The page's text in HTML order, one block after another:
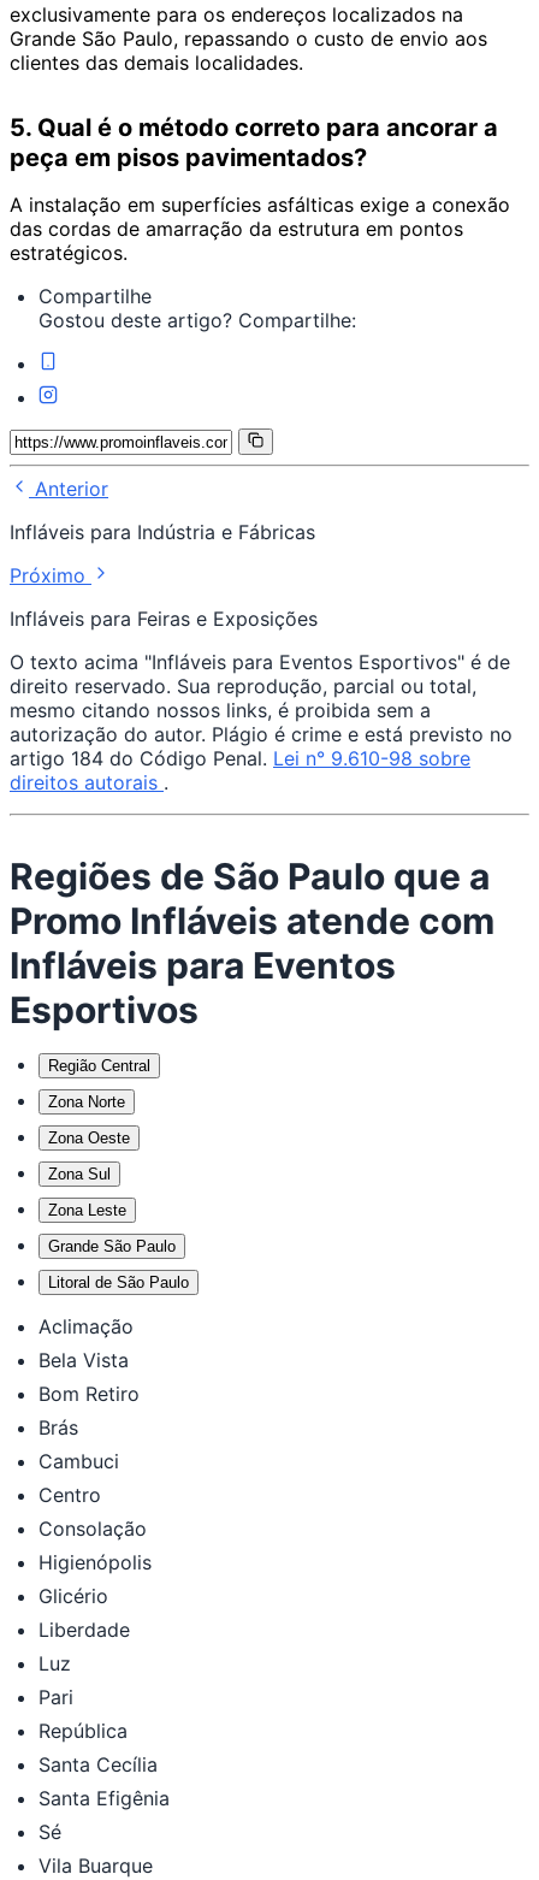
exclusivamente para os endereços localizados na
Grande São Paulo, repassando o custo de envio aos
clientes das demais localidades.
5. Qual é o método correto para ancorar a
peça em pisos pavimentados?
A instalação em superfícies asfálticas exige a conexão
das cordas de amarração da estrutura em pontos
estratégicos.
Compartilhe
Gostou deste artigo? Compartilhe:
Anterior
Infláveis para Indústria e Fábricas
Próximo
Infláveis para Feiras e Exposições
O texto acima "Infláveis para Eventos Esportivos" é de
direito reservado. Sua reprodução, parcial ou total,
mesmo citando nossos links, é proibida sem a
autorização do autor. Plágio é crime e está previsto no
artigo 184 do Código Penal. Lei n° 9.610-98 sobre
direitos autorais .
Regiões de São Paulo que a
Promo Infláveis atende com
Infláveis para Eventos
Esportivos
Região Central
Zona Norte
Zona Oeste
Zona Sul
Zona Leste
Grande São Paulo
Litoral de São Paulo
Aclimação
Bela Vista
Bom Retiro
Brás
Cambuci
Centro
Consolação
Higienópolis
Glicério
Liberdade
Luz
Pari
República
Santa Cecília
Santa Efigênia
Sé
Vila Buarque